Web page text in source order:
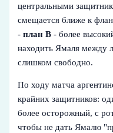
центральными
смещается ближе к
-план В - более
находить Ямаля между
слишком свободно.
По ходу матча
крайних защитников:
более осторожный, с
чтобы не дать Ямалю